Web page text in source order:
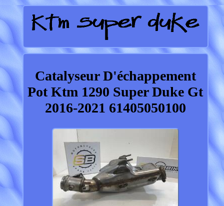
Catalyseur D'échappement
Pot Ktm 1290 Super Duke Gt
2016-2021 61405050100